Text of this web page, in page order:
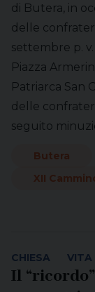
di Butera, in
delle
settembre p. v.
Piazza
Patriarca San
delle
seguito
Butera
XII
CHIESA VITA
Il